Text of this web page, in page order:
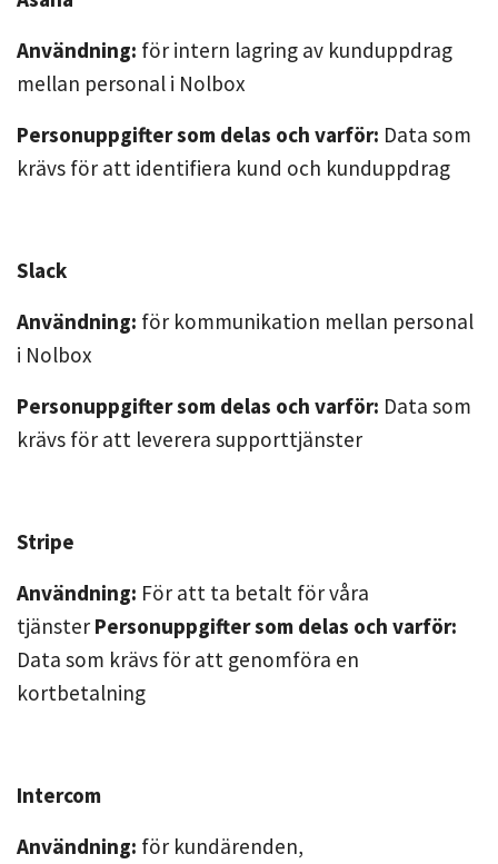
Användning: för intern lagring av kunduppdrag
mellan personal i Nolbox
Personuppgifter som delas och varför: Data som
krävs för att identifiera kund och kunduppdrag
Slack
Användning: för kommunikation mellan personal
i Nolbox
Personuppgifter som delas och varför: Data som
krävs för att leverera supporttjänster
Stripe
Användning: För att ta betalt för våra
tjänster Personuppgifter som delas och varför:
Data som krävs för att genomföra en
kortbetalning
Intercom
Användning: för kundärenden,